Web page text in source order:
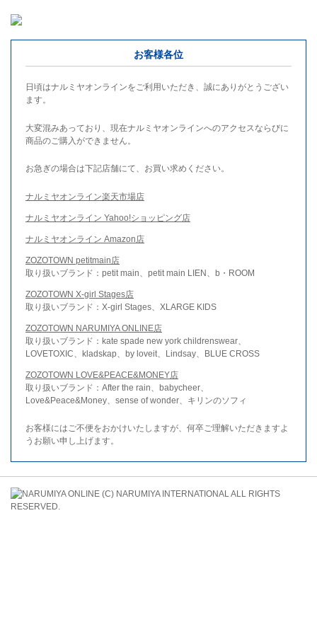
お客様各位
日頃はナルミヤオンラインをご利用いただき、誠にありがとうござい
ます。
大変混みあっており、現在ナルミヤオンラインへのアクセスならびに
商品のご購入ができません。
お急ぎの場合は下記店舗にて、お買い求めください。
ナルミヤオンライン楽天市場店
ナルミヤオンライン Yahoo!ショッピング店
ナルミヤオンライン Amazon店
ZOZOTOWN petitmain店
取り扱いブランド：petit main、petit main LIEN、b・ROOM
ZOZOTOWN X-girl Stages店
取り扱いブランド：X-girl Stages、XLARGE KIDS
ZOZOTOWN NARUMIYA ONLINE店
取り扱いブランド：kate spade new york childrenswear、
LOVETOXIC、kladskap、by loveit、Lindsay、BLUE CROSS
ZOZOTOWN LOVE&PEACE&MONEY店
取り扱いブランド：After the rain、babycheer、
Love&Peace&Money、sense of wonder、キリンのソフィ
お客様にはご不便をおかけいたしますが、何卒ご理解いただきますよ
うお願い申し上げます。